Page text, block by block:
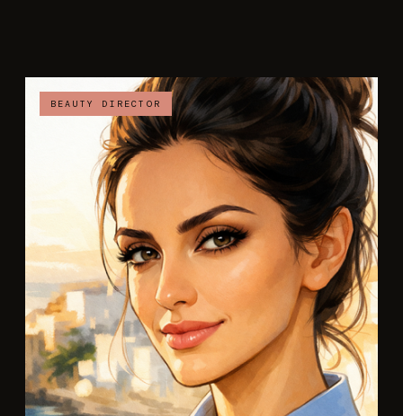
BEAUTY DIRECTOR